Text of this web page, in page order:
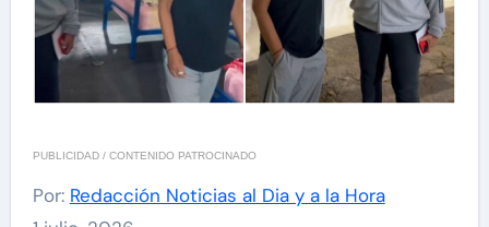
PUBLICIDAD / CONTENIDO PATROCINADO
Por: Redacción Noticias al Dia y a la Hora